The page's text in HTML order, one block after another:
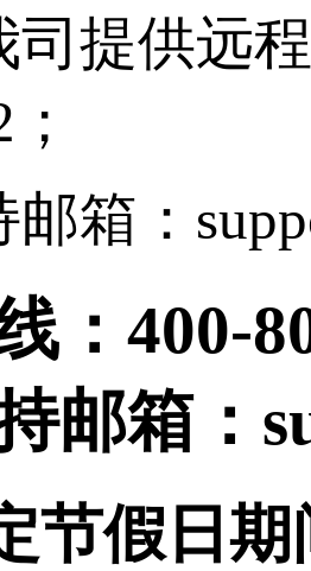
司提供远
箱：
：400-
邮箱：
节假日